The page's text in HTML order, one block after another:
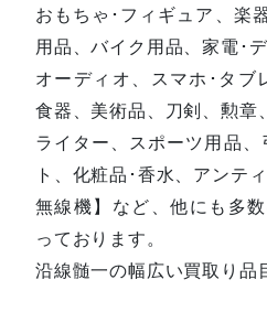
おもちゃ･フィギュア、楽
用品、バイク用品、家電･デ
オーディオ、スマホ･タブ
食器、美術品、刀剣、勲章
ライター、スポーツ用品
ト、化粧品･香水、アンティ
無線機】など、他にも多
っております。
沿線髄一の幅広い買取り品